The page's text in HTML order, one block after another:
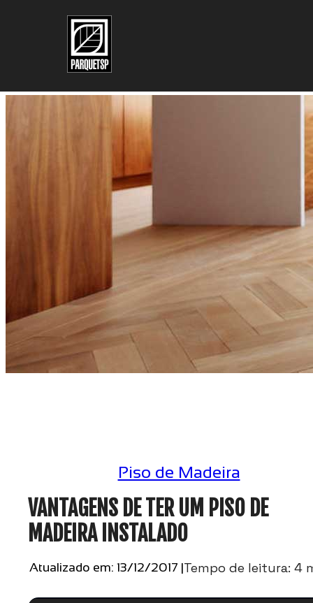
Piso de Madeira
VANTAGENS DE TER UM PISO DE
MADEIRA INSTALADO
Atualizado em: 13/12/2017 |Tempo de leitura: 4